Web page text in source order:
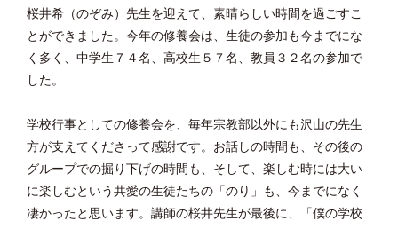
桜井希（のぞみ）先生を迎えて、素晴らしい時間を過ごすこ
とができました。今年の修養会は、生徒の参加も今までにな
く多く、中学生７４名、高校生５７名、教員３２名の参加で
した。
学校行事としての修養会を、毎年宗教部以外にも沢山の先生
方が支えてくださって感謝です。お話しの時間も、その後の
グループでの掘り下げの時間も、そして、楽しむ時には大い
に楽しむという共愛の生徒たちの「のり」も、今までになく
凄かったと思います。講師の桜井先生が最後に、「僕の学校